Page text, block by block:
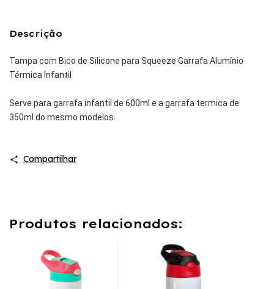
Descrição
Tampa com Bico de Silicone para Squeeze Garrafa Alumínio
Térmica Infantil
Serve para garrafa infantil de 600ml e a garrafa termica de
350ml do mesmo modelos.
Compartilhar
Produtos relacionados: